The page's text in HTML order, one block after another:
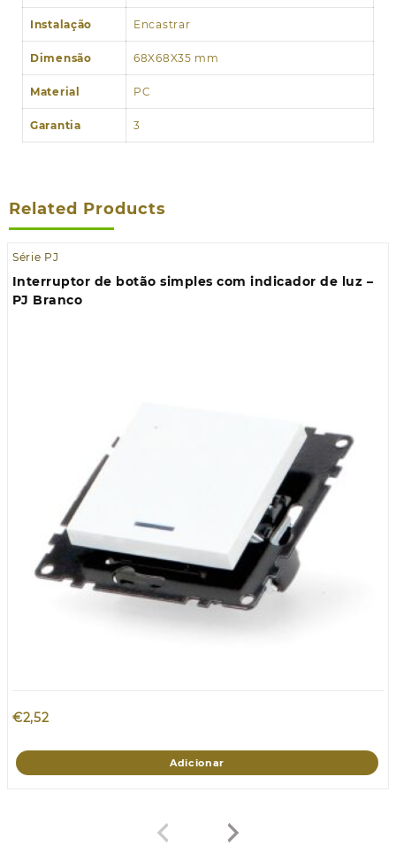
Instalação Encastrar
Dimensão 68X68X35 mm
Material PC
Garantia 3
Related Products
Série PJ
Interruptor de botão simples com indicador de luz –
PJ Branco
€2,52
Adicionar